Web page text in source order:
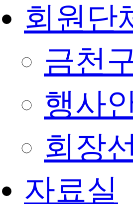
회원단
금천
행사
회장
자료실